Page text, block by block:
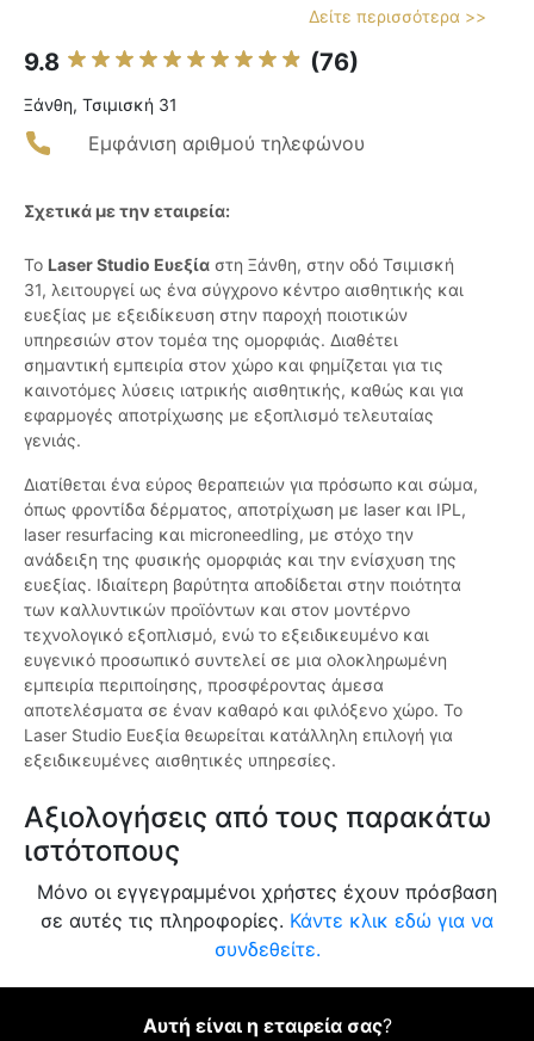
Δείτε περισσότερα >>
9.8 (76)
Ξάνθη, Τσιμισκή 31
Εμφάνιση αριθμού τηλεφώνου
Σχετικά με την εταιρεία:
Το Laser Studio Ευεξία στη Ξάνθη, στην οδό Τσιμισκή
31, λειτουργεί ως ένα σύγχρονο κέντρο αισθητικής και
ευεξίας με εξειδίκευση στην παροχή ποιοτικών
υπηρεσιών στον τομέα της ομορφιάς. Διαθέτει
σημαντική εμπειρία στον χώρο και φημίζεται για τις
καινοτόμες λύσεις ιατρικής αισθητικής, καθώς και για
εφαρμογές αποτρίχωσης με εξοπλισμό τελευταίας
γενιάς.
Διατίθεται ένα εύρος θεραπειών για πρόσωπο και σώμα,
όπως φροντίδα δέρματος, αποτρίχωση με laser και IPL,
laser resurfacing και microneedling, με στόχο την
ανάδειξη της φυσικής ομορφιάς και την ενίσχυση της
ευεξίας. Ιδιαίτερη βαρύτητα αποδίδεται στην ποιότητα
των καλλυντικών προϊόντων και στον μοντέρνο
τεχνολογικό εξοπλισμό, ενώ το εξειδικευμένο και
ευγενικό προσωπικό συντελεί σε μια ολοκληρωμένη
εμπειρία περιποίησης, προσφέροντας άμεσα
αποτελέσματα σε έναν καθαρό και φιλόξενο χώρο. Το
Laser Studio Ευεξία θεωρείται κατάλληλη επιλογή για
εξειδικευμένες αισθητικές υπηρεσίες.
Αξιολογήσεις από τους παρακάτω
ιστότοπους
Μόνο οι εγγεγραμμένοι χρήστες έχουν πρόσβαση
σε αυτές τις πληροφορίες. Κάντε κλικ εδώ για να
συνδεθείτε.
Αυτή είναι η εταιρεία σας?